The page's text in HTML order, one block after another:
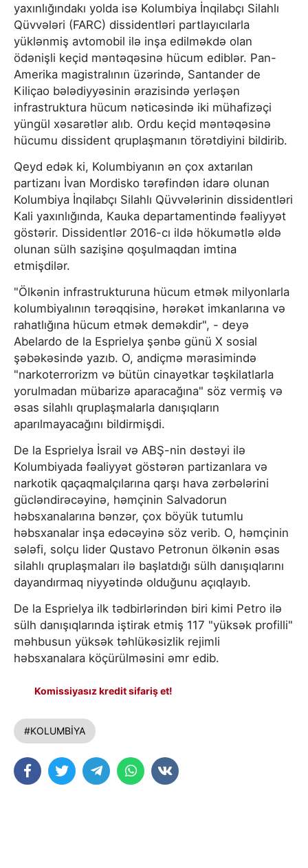
yaxınlığındakı yolda isə Kolumbiya İnqilabçı Silahlı
Qüvvələri (FARC) dissidentləri partlayıcılarla
yüklənmiş avtomobil ilə inşa edilməkdə olan
ödənişli keçid məntəqəsinə hücum ediblər. Pan-
Amerika magistralının üzərində, Santander de
Kiliçao bələdiyyəsinin ərazisində yerləşən
infrastruktura hücum nəticəsində iki mühafizəçi
yüngül xəsarətlər alıb. Ordu keçid məntəqəsinə
hücumu dissident qruplaşmanın törətdiyini bildirib.
Qeyd edək ki, Kolumbiyanın ən çox axtarılan
partizanı İvan Mordisko tərəfindən idarə olunan
Kolumbiya İnqilabçı Silahlı Qüvvələrinin dissidentləri
Kali yaxınlığında, Kauka departamentində fəaliyyət
göstərir. Dissidentlər 2016-cı ildə hökumətlə əldə
olunan sülh sazişinə qoşulmaqdan imtina
etmişdilər.
"Ölkənin infrastrukturuna hücum etmək milyonlarla
kolumbiyalının tərəqqisinə, hərəkət imkanlarına və
rahatlığına hücum etmək deməkdir", - deyə
Abelardo de la Esprielya şənbə günü X sosial
şəbəkəsində yazıb. O, andiçmə mərasimində
"narkoterrorizm və bütün cinayətkar təşkilatlarla
yorulmadan mübarizə aparacağına" söz vermiş və
əsas silahlı qruplaşmalarla danışıqların
aparılmayacağını bildirmişdi.
De la Esprielya İsrail və ABŞ-nin dəstəyi ilə
Kolumbiyada fəaliyyət göstərən partizanlara və
narkotik qaçaqmalçılarına qarşı hava zərbələrini
gücləndirəcəyinə, həmçinin Salvadorun
həbsxanalarına bənzər, çox böyük tutumlu
həbsxanalar inşa edəcəyinə söz verib. O, həmçinin
sələfi, solçu lider Qustavo Petronun ölkənin əsas
silahlı qruplaşmaları ilə başlatdığı sülh danışıqlarını
dayandırmaq niyyətində olduğunu açıqlayıb.
De la Esprielya ilk tədbirlərindən biri kimi Petro ilə
sülh danışıqlarında iştirak etmiş 117 "yüksək profilli"
məhbusun yüksək təhlükəsizlik rejimli
həbsxanalara köçürülməsini əmr edib.
Komissiyasız kredit sifariş et!
#KOLUMBİYA